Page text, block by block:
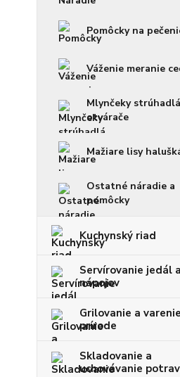
Pomôcky na
Váženie meranie
Mlynčeky strúhadlá
otvárače
Mažiare lisy
Ostatné náradie a
pomôcky
Kuchynský riad
Servírovanie jedál a
nápojov
Grilovanie a
prírode
Skladovanie a
uchovávanie